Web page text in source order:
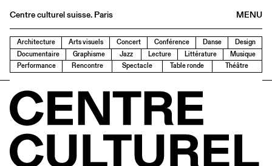
MENU
Centre culturel suisse. Paris
Agenda
Librairie
Archives
Médiathèque
Éditions
Informations
Architecture Arts visuels Concert Conférence Danse
Design
Documentaire
Graphisme Jazz Lecture Littérature
Musique
Performance
Rencontre Spectacle Table ronde Théâtre